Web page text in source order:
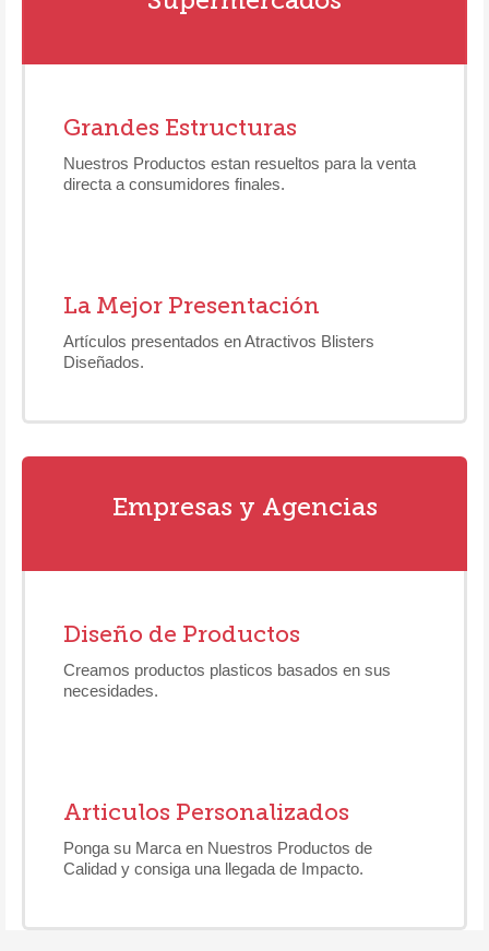
Grandes Estructuras
Nuestros Productos estan resueltos para la venta
directa a consumidores finales.
La Mejor Presentación
Artículos presentados en Atractivos Blisters
Diseñados.
Empresas y Agencias
Diseño de Productos
Creamos productos plasticos basados en sus
necesidades.
Articulos Personalizados
Ponga su Marca en Nuestros Productos de
Calidad y consiga una llegada de Impacto.